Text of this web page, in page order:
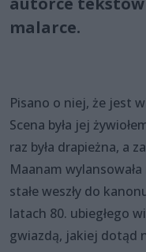
malarce.
Pisano o niej, że jest
Scena była jej
raz była drapieżna, a
Maanam
stałe weszły do
latach 80. ubiegłego
gwiazdą, jakiej dotąd